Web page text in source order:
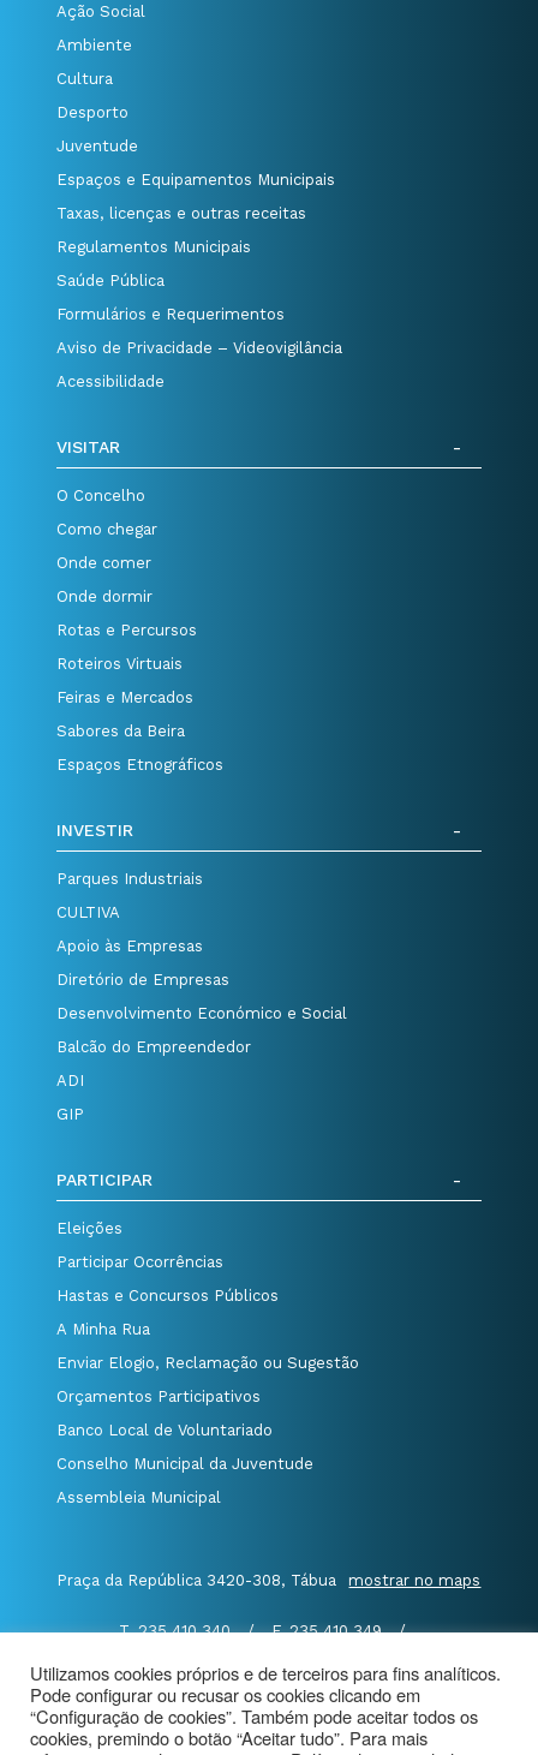
Ação Social
Ambiente
Cultura
Desporto
Juventude
Espaços e Equipamentos Municipais
Taxas, licenças e outras receitas
Regulamentos Municipais
Saúde Pública
Formulários e Requerimentos
Aviso de Privacidade – Videovigilância
Acessibilidade
VISITAR
O Concelho
Como chegar
Onde comer
Onde dormir
Rotas e Percursos
Roteiros Virtuais
Feiras e Mercados
Sabores da Beira
Espaços Etnográficos
INVESTIR
Parques Industriais
CULTIVA
Apoio às Empresas
Diretório de Empresas
Desenvolvimento Económico e Social
Balcão do Empreendedor
ADI
GIP
PARTICIPAR
Eleições
Participar Ocorrências
Hastas e Concursos Públicos
A Minha Rua
Enviar Elogio, Reclamação ou Sugestão
Orçamentos Participativos
Banco Local de Voluntariado
Conselho Municipal da Juventude
Assembleia Municipal
Praça da República 3420-308, Tábua mostrar no maps
T. 235 410 340 / F. 235 410 349
/
@Município de Tábua | Mapa do Portal
|
Politica de Privacidade
|
Utilizamos cookies próprios e de terceiros para fins analíticos.
Pode configurar ou recusar os cookies clicando em
“Configuração de cookies”. Também pode aceitar todos os
cookies, premindo o botão “Aceitar tudo”. Para mais